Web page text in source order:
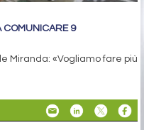
COMUNICARE 9
Miranda: «Vogliamo fare più